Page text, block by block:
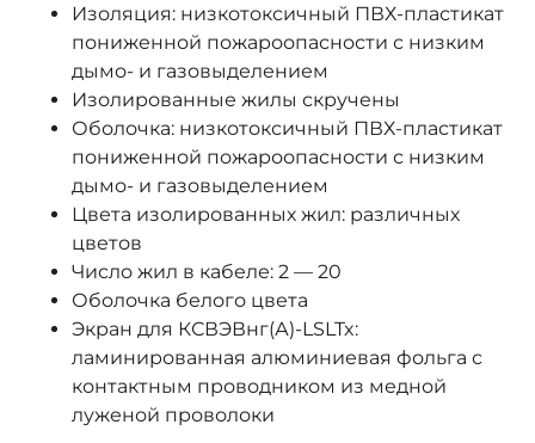
Изоляция: низкотоксичный ПВХ-пластикат
пониженной пожароопасности с низким
дымо- и газовыделением
Изолированные жилы скручены
Оболочка: низкотоксичный ПВХ-пластикат
пониженной пожароопасности с низким
дымо- и газовыделением
Цвета изолированных жил: различных
цветов
Число жил в кабеле: 2 — 20
Оболочка белого цвета
Экран для КСВЭВнг(А)-LSLTx:
ламинированная алюминиевая фольга с
контактным проводником из медной
луженой проволоки